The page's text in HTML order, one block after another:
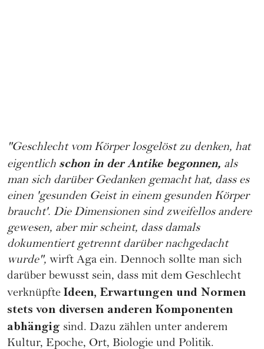
"Geschlecht vom Körper losgelöst zu denken, hat
eigentlich schon in der Antike begonnen, als
man sich darüber Gedanken gemacht hat, dass es
einen 'gesunden Geist in einem gesunden Körper
braucht'. Die Dimensionen sind zweifellos andere
gewesen, aber mir scheint, dass damals
dokumentiert getrennt darüber nachgedacht
wurde", wirft Aga ein. Dennoch sollte man sich
darüber bewusst sein, dass mit dem Geschlecht
verknüpfte Ideen, Erwartungen und Normen
stets von diversen anderen Komponenten
abhängig sind. Dazu zählen unter anderem
Kultur, Epoche, Ort, Biologie und Politik.